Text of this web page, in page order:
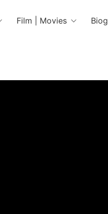
Film | Movies